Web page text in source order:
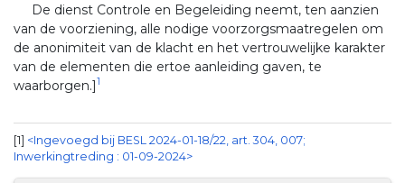
De dienst Controle en Begeleiding neemt, ten aanzien
van de voorziening, alle nodige voorzorgsmaatregelen om
de anonimiteit van de klacht en het vertrouwelijke karakter
van de elementen die ertoe aanleiding gaven, te
waarborgen.]1
1 <Ingevoegd bij BESL 2024-01-18/22, art. 304, 007;
Inwerkingtreding : 01-09-2024>